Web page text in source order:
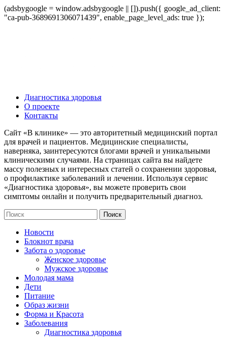
(adsbygoogle = window.adsbygoogle || []).push({ google_ad_client:
"ca-pub-3689691306071439", enable_page_level_ads: true });
Диагностика здоровья
О проекте
Контакты
Сайт «В клинике» — это авторитетный медицинский портал
для врачей и пациентов. Медицинские специалисты,
наверняка, заинтересуются блогами врачей и уникальными
клиническими случаями. На страницах сайта вы найдете
массу полезных и интересных статей о сохранении здоровья,
о профилактике заболеваний и лечении. Используя сервис
«Диагностика здоровья», вы можете проверить свои
симптомы онлайн и получить предварительный диагноз.
Новости
Блокнот врача
Забота о здоровье
Женское здоровье
Мужское здоровье
Молодая мама
Дети
Питание
Образ жизни
Форма и Красота
Заболевания
Диагностика здоровья